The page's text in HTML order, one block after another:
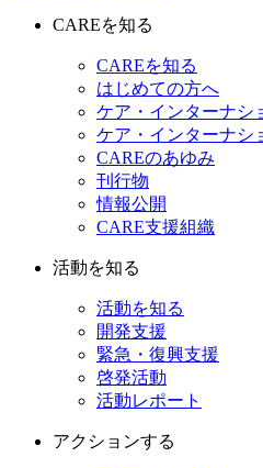
CAREを知る
CAREを知る
はじめての方へ
ケア・インターナシ
ケア・インターナシ
CAREのあゆみ
刊行物
情報公開
CARE支援組織
活動を知る
活動を知る
開発支援
緊急・復興支援
啓発活動
活動レポート
アクションする